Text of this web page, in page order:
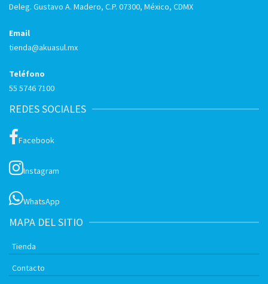
Deleg. Gustavo A. Madero, C.P. 07300, México, CDMX
Email
tienda@akuasul.mx
Teléfono
55 5746 7100
REDES SOCIALES
Facebook
Instagram
WhatsApp
MAPA DEL SITIO
Tienda
Contacto